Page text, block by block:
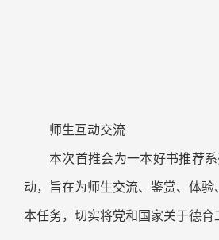
师生互动交流
本次首推会为一本好书推荐
动，旨在为师生交流、鉴赏、体
本任务，切实将党和国家关于德育